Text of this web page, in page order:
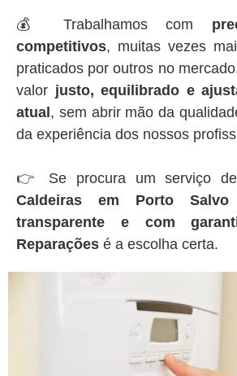
💰 Trabalhamos com
competitivos, muitas vezes
praticados por outros no
valor justo, equilibrado e
atual , sem abrir mão da
da experiência dos nossos
👉 Se procura um serviço
Caldeiras em Porto Salvo
transparente e com
Reparações é a escolha certa.